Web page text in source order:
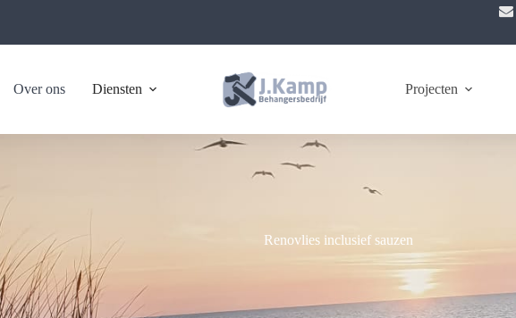
Over ons Diensten Projecten
Renovlies inclusief sauzen